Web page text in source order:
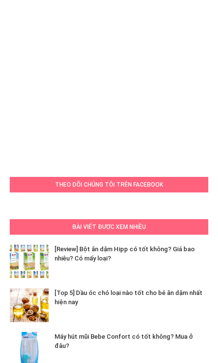
THEO DÕI CHÚNG TÔI TRÊN FACEBOOK
BÀI VIẾT ĐƯỢC XEM NHIỀU
[Review] Bột ăn dặm Hipp có tốt không? Giá bao
nhiêu? Có mấy loại?
[Top 5] Dầu óc chó loại nào tốt cho bé ăn dặm nhất
hiện nay
Máy hút mũi Bebe Confort có tốt không? Mua ở
đâu?